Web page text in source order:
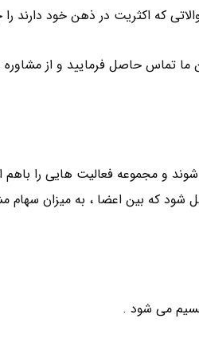
که اکثریت در ذهن خود دارند
ما تماس حاصل فرمایید و از
: اشخاصی ( ۲ نفر به بالا ) جمع شوند و مجموعه فعالیت
شود که بین اعضا ، به میزان